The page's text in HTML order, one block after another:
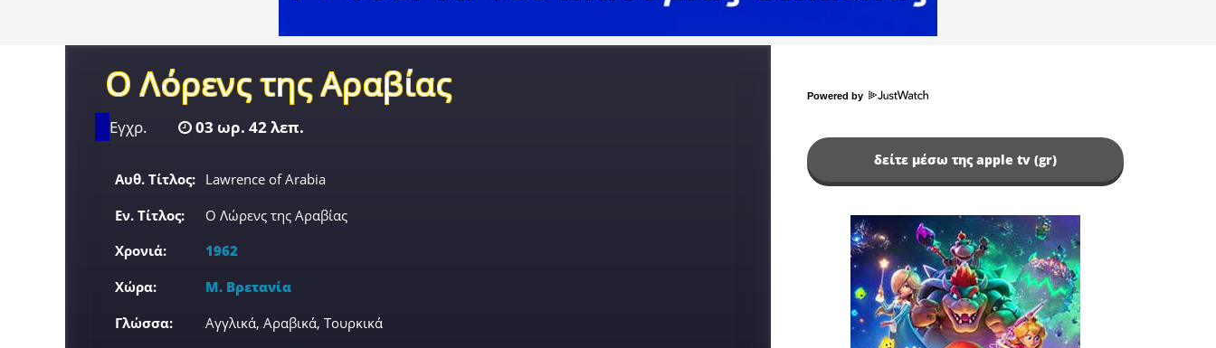
Ο Λόρενς της Αραβίας
Εγχρ. 03 ωρ. 42 λεπ.
Αυθ. Τίτλος: Lawrence of Arabia
Εν. Τίτλος:
Ο Λώρενς της Αραβίας
Χρονιά:
1962
Χώρα:
Μ. Βρετανία
Γλώσσα:
Αγγλικά, Αραβικά, Τουρκικά
Powered by
δείτε μέσω της apple tv (gr)